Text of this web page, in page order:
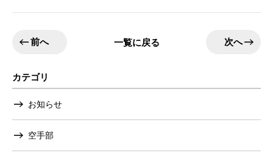
前へ 一覧に戻る 次へ
カテゴリ
お知らせ
空手部